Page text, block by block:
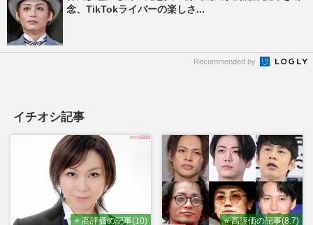
念、TikTokライバーの楽しさ...
Recommended by
イチオシ記事
⭐ 高評価の記事(10) ⭐ 高評価の記事(8.7)